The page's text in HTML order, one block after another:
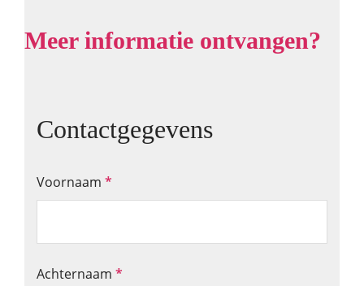
Meer informatie ontvangen?
Contactgegevens
Voornaam *
Achternaam *